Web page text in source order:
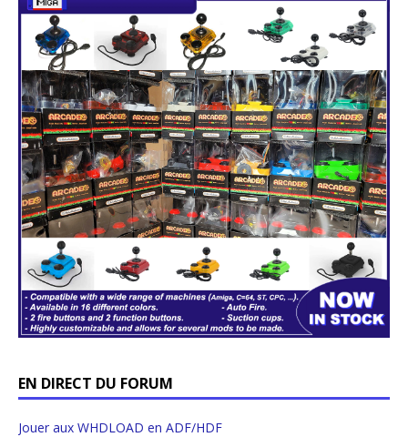
EN DIRECT DU FORUM
Jouer aux WHDLOAD en ADF/HDF